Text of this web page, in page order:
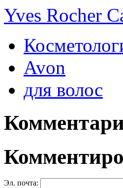
Yves Rocher
Avon
для волос
Эл. почта: